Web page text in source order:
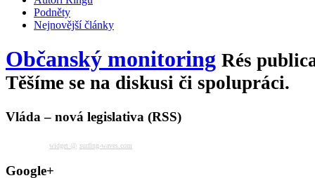
Podněty
Nejnovější články
Občanský monitoring Rés
Těšíme se na diskusi či spolupráci.
Vláda – nová legislativa (RSS)
widget @ surfing-waves.com
Google+